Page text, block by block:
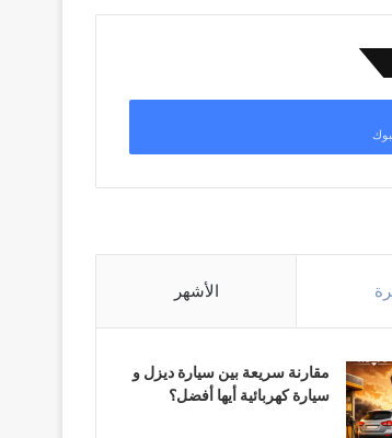
عن المظلم
الأشهر
مقارنة سريعة بين سيارة ديزل و
سيارة كهربائية أيها أفضل؟